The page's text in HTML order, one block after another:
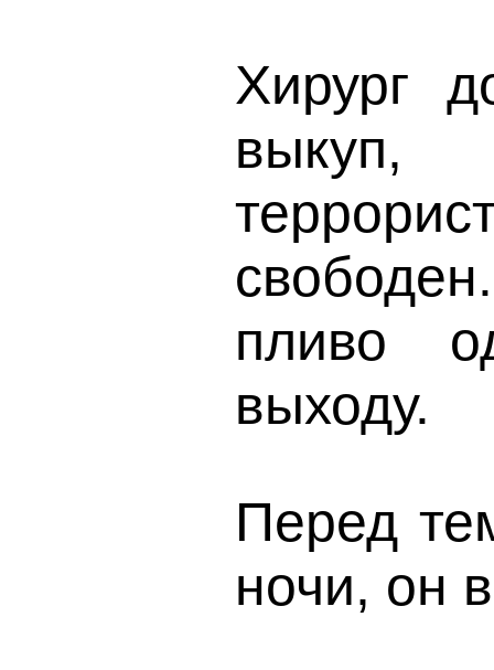
Хирург
выкуп,
пливо
выходу.
Перед
ночи, он